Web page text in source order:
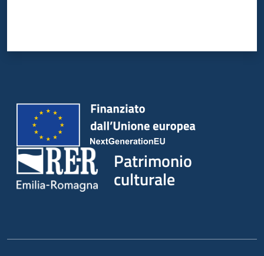
Patrimonio
culturale